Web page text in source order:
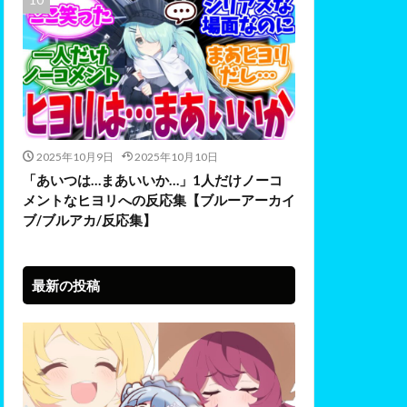
2025年10月9日 2025年10月10日
「あいつは…まあいいか…」1人だけノーコ
メントなヒヨリへの反応集【ブルーアーカイ
ブ/ブルアカ/反応集】
最新の投稿